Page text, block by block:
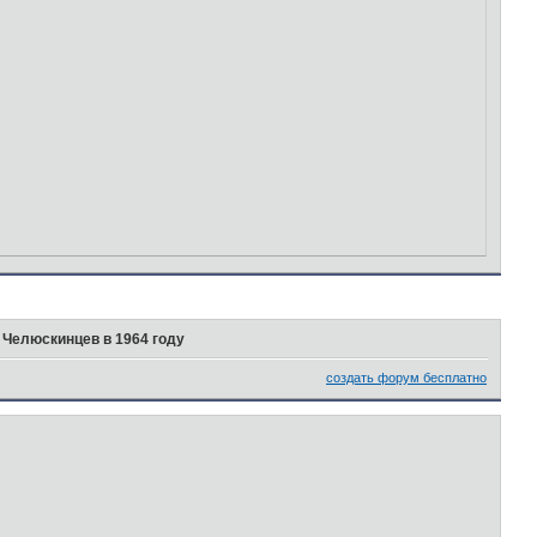
в 1964 году
создать форум бесплатно